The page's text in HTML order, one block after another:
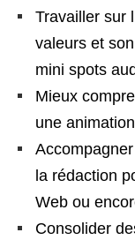
Travailler sur
valeurs et
mini spots
Mieux
une
la rédaction
Web ou
Consolider